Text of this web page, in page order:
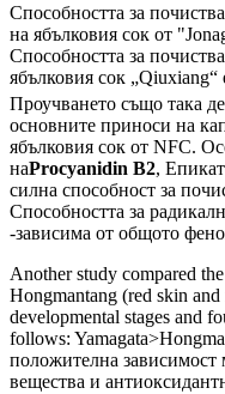
Способността за
на ябълковия сок от
Способността за
ябълковия сок
Проучването също така
основните приноси на
ябълковия сок от NFC.
наProcyanidin B2,
силна способност за
Способността за
-зависима от общото
Another study compared
Hongmantang (red skin
developmental stages and
follows:
положителна
вещества и